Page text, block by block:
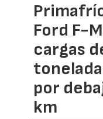
Ford F-
cargas
por
km